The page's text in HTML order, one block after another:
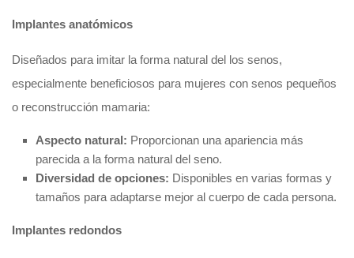
Implantes anatómicos
Diseñados para imitar la forma natural del los senos,
especialmente beneficiosos para mujeres con senos pequeños
o reconstrucción mamaria:
Aspecto natural: Proporcionan una apariencia más
parecida a la forma natural del seno.
Diversidad de opciones: Disponibles en varias formas y
tamaños para adaptarse mejor al cuerpo de cada persona.
Implantes redondos